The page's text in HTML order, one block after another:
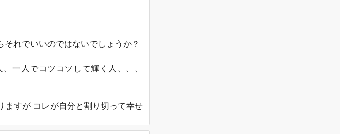
れでいいのではないでしょうか？
一人でコツコツして輝く人、、、
ますが コレが自分と割り切って幸せ